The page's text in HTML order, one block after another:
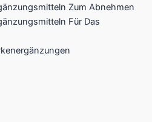
Zum Abnehmen
Für Das